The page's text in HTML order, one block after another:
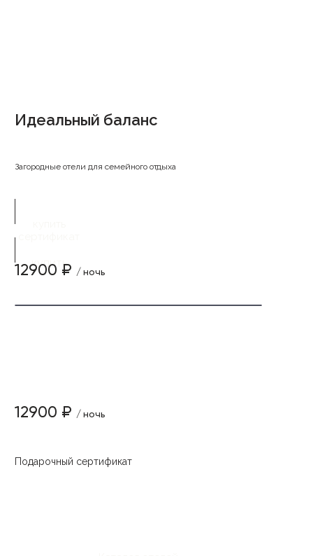
Идеальный баланс
Загородные отели для семейного отдыха
купить
12900 ₽ / ночь
12900 ₽ / ночь
Подарочный сертификат